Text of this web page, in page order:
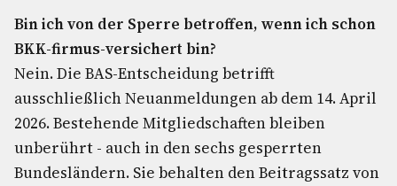
Bin ich von der Sperre betroffen, wenn ich schon
BKK-firmus-versichert bin?
Nein. Die BAS-Entscheidung betrifft
ausschließlich Neuanmeldungen ab dem 14. April
2026. Bestehende Mitgliedschaften bleiben
unberührt - auch in den sechs gesperrten
Bundesländern. Sie behalten den Beitragssatz von